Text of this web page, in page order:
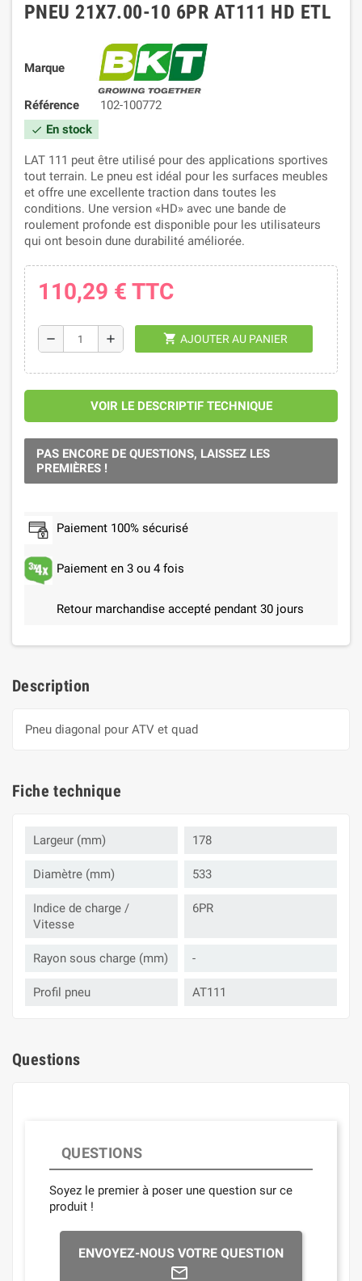
PNEU 21X7.00-10 6PR AT111 HD ETL
Marque
Référence 102-100772
check En stock
LAT 111 peut être utilisé pour des applications sportives
tout terrain. Le pneu est idéal pour les surfaces meubles
et offre une excellente traction dans toutes les
conditions. Une version «HD» avec une bande de
roulement profonde est disponible pour les utilisateurs
qui ont besoin dune durabilité améliorée.
110,29 € TTC
remove add shopping_cart AJOUTER AU PANIER
VOIR LE DESCRIPTIF TECHNIQUE
PAS ENCORE DE QUESTIONS, LAISSEZ LES
PREMIÈRES !
Paiement 100% sécurisé
Paiement en 3 ou 4 fois
Retour marchandise accepté pendant 30 jours
Description
Pneu diagonal pour ATV et quad
Fiche technique
Largeur (mm) 178
Diamètre (mm) 533
Indice de charge /
Vitesse
6PR
Rayon sous charge (mm) -
Profil pneu AT111
Questions
QUESTIONS
Soyez le premier à poser une question sur ce
produit !
ENVOYEZ-NOUS VOTRE QUESTION